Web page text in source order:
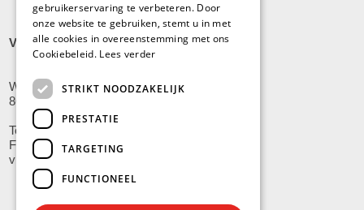
VLADSLO
Wijnendalestraat 200
8600 Vladslo - Diksmuide
Tel: +32(0)51/59.10.00
Fax: +32(0)51/58.21.99
vladslo@stockvermeersch.com
gebruikerservaring te verbeteren. Door
onze website te gebruiken, stemt u in met
alle cookies in overeenstemming met ons
Cookiebeleid. Lees verder
STRIKT NOODZAKELIJK
PRESTATIE
TARGETING
FUNCTIONEEL